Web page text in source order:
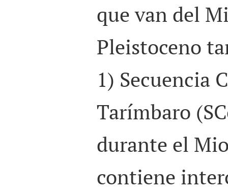
que van del
Pleistoceno
1) Secuencia
Tarímbaro (
durante el
contiene